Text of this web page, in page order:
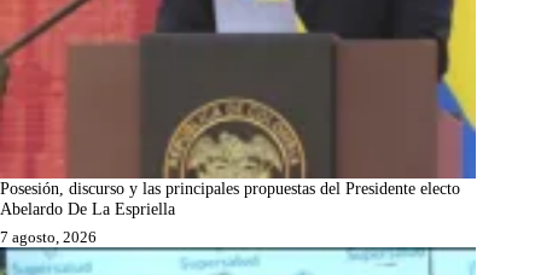
Posesión, discurso y las principales propuestas del Presidente electo
Abelardo De La Espriella
7 agosto, 2026